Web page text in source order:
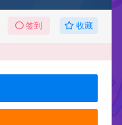
签到 收藏